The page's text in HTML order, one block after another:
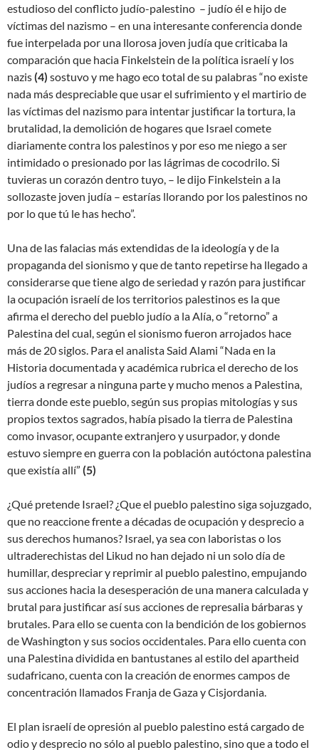
estudioso del conflicto judío-palestino – judío él e hijo de
víctimas del nazismo – en una interesante conferencia donde
fue interpelada por una llorosa joven judía que criticaba la
comparación que hacia Finkelstein de la política israelí y los
nazis(4) sostuvo y me hago eco total de su palabras “no existe
nada más despreciable que usar el sufrimiento y el martirio de
las víctimas del nazismo para intentar justificar la tortura, la
brutalidad, la demolición de hogares que Israel comete
diariamente contra los palestinos y por eso me niego a ser
intimidado o presionado por las lágrimas de cocodrilo. Si
tuvieras un corazón dentro tuyo, – le dijo Finkelstein a la
sollozaste joven judía – estarías llorando por los palestinos no
por lo que tú le has hecho”.
Una de las falacias más extendidas de la ideología y de la
propaganda del sionismo y que de tanto repetirse ha llegado a
considerarse que tiene algo de seriedad y razón para justificar
la ocupación israelí de los territorios palestinos es la que
afirma el derecho del pueblo judío a la Alía, o “retorno” a
Palestina del cual, según el sionismo fueron arrojados hace
más de 20 siglos. Para el analista Said Alami “Nada en la
Historia documentada y académica rubrica el derecho de los
judíos a regresar a ninguna parte y mucho menos a Palestina,
tierra donde este pueblo, según sus propias mitologías y sus
propios textos sagrados, había pisado la tierra de Palestina
como invasor, ocupante extranjero y usurpador, y donde
estuvo siempre en guerra con la población autóctona palestina
que existía allí” (5)
¿Qué pretende Israel? ¿Que el pueblo palestino siga sojuzgado,
que no reaccione frente a décadas de ocupación y desprecio a
sus derechos humanos? Israel, ya sea con laboristas o los
ultraderechistas del Likud no han dejado ni un solo día de
humillar, despreciar y reprimir al pueblo palestino, empujando
sus acciones hacia la desesperación de una manera calculada y
brutal para justificar así sus acciones de represalia bárbaras y
brutales. Para ello se cuenta con la bendición de los gobiernos
de Washington y sus socios occidentales. Para ello cuenta con
una Palestina dividida en bantustanes al estilo del apartheid
sudafricano, cuenta con la creación de enormes campos de
concentración llamados Franja de Gaza y Cisjordania.
El plan israelí de opresión al pueblo palestino está cargado de
odio y desprecio no sólo al pueblo palestino, sino que a todo el